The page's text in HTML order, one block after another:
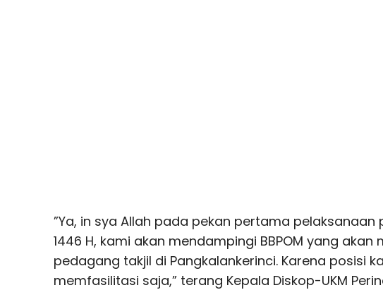
”Ya, in sya Allah pada pekan pertama pelaksanaan
1446 H, kami akan mendampingi BBPOM yang akan
pedagang takjil di Pangkalankerinci. Karena posisi
memfasilitasi saja,” terang Kepala Diskop-UKM